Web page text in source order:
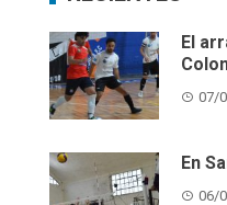
El
07/
En
06/